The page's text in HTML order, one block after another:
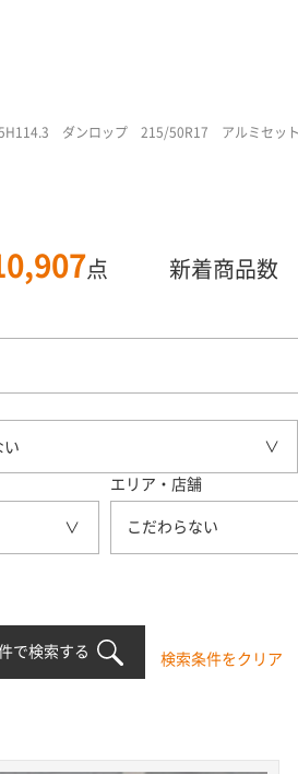
5H114.3 ダンロップ 215/50R17 アルミセッ
点 新着商品数
い
エリア・店舗
こだわらない
で検索する 検索条件をクリア